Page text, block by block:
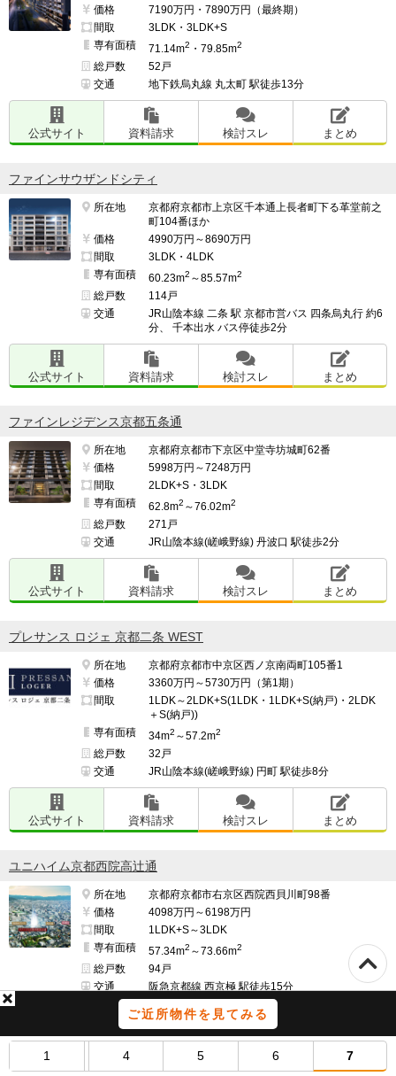
ご近所物件を見てみる
1 4 5 6 7
価格
7190万円・7890万円（最終期）
間取
3LDK・3LDK+S
専有面積
71.14m2 ・79.85m2
総戸数
52戸
交通
地下鉄烏丸線 丸太町 駅徒歩13分
公式サイト 資料請求 検討スレ まとめ
ファインサウザンドシティ
所在地
京都府京都市上京区千本通上長者町下る革堂前之
町104番ほか
価格
4990万円～8690万円
間取
3LDK・4LDK
専有面積
60.23m2 ～85.57m2
総戸数
114戸
交通
JR山陰本線 二条 駅 京都市営バス 四条烏丸行 約6
分、 千本出水 バス停徒歩2分
公式サイト 資料請求 検討スレ まとめ
ファインレジデンス京都五条通
所在地
京都府京都市下京区中堂寺坊城町62番
価格
5998万円～7248万円
間取
2LDK+S・3LDK
専有面積
62.8m2 ～76.02m2
総戸数
271戸
交通
JR山陰本線(嵯峨野線) 丹波口 駅徒歩2分
公式サイト 資料請求 検討スレ まとめ
プレサンス ロジェ 京都二条 WEST
所在地
京都府京都市中京区西ノ京南両町105番1
価格
3360万円～5730万円（第1期）
間取
1LDK～2LDK+S(1LDK・1LDK+S(納戸)・2LDK
＋S(納戸))
専有面積
34m2 ～57.2m2
総戸数
32戸
交通
JR山陰本線(嵯峨野線) 円町 駅徒歩8分
公式サイト 資料請求 検討スレ まとめ
ユニハイム京都西院高辻通
所在地
京都府京都市右京区西院西貝川町98番
価格
4098万円～6198万円
間取
1LDK+S～3LDK
専有面積
57.34m2 ～73.66m2
総戸数
94戸
交通
阪急京都線 西京極 駅徒歩15分
公式サイト 資料請求 検討スレ まとめ